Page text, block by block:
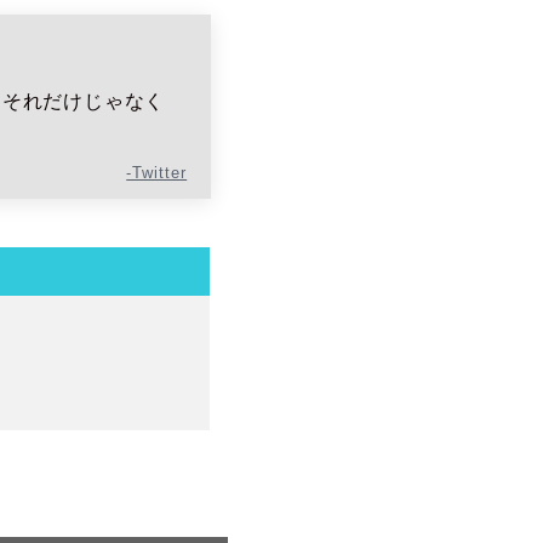
れだけじゃなく
-Twitter